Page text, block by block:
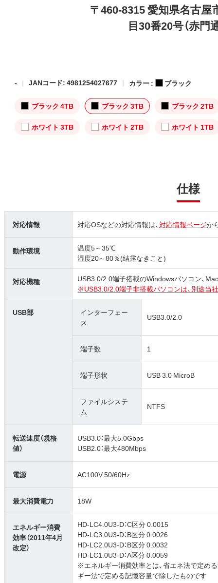
〒460-8315 愛知県名古屋
目30番20号（赤門
- JANコード: 4981254027677 カラー : ブラック
ブラック 4TB ブラック 3TB ブラック 2TB
ホワイト 3TB ホワイト 2TB ホワイト 1TB
仕様
対応情報 対応OSなどの対応情報は、対応情報ページか
動作環境
温度5～35℃
湿度20～80％(結露なきこと)
対応機種
USB3.0/2.0端子搭載のWindowsパソコン、
※USB3.0/2.0端子非搭載パソコンは、別途当
USB部
インターフェー
ス
USB3.0/2.0
端子数 1
端子形状 USB 3.0 MicroB
ファイルシステ
ム
NTFS
転送速度（規格
値）
USB3.0：最大5.0Gbps
USB2.0：最大480Mbps
電源 AC100V 50/60Hz
最大消費電力 18W
エネルギー消費
効率（2011年4月
改定）
HD-LC4.0U3-D：C区分 0.0015
HD-LC3.0U3-D：B区分 0.0026
HD-LC2.0U3-D：B区分 0.0032
HD-LC1.0U3-D：A区分 0.0059
※エネルギー消費効率とは、省エネ法で定め
ギー法で定める記憶容量で除したものです